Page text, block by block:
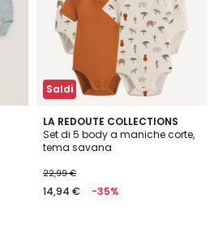
Saldi
LA REDOUTE COLLECTIONS
Set di 5 body a maniche corte,
tema savana
22,99 €
14,94 € -35%